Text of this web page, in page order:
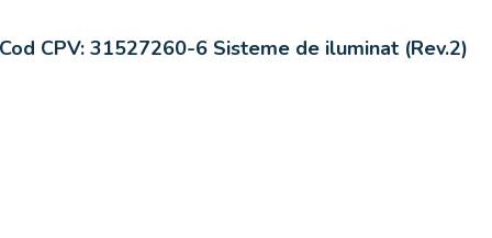
Cod CPV: 31527260-6 Sisteme de iluminat (Rev.2)